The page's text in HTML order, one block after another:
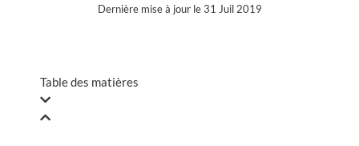
Dernière mise à jour le 31 Juil 2019
Table des matières